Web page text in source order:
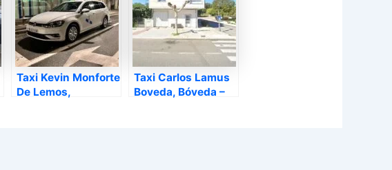
Taxi Kevin Monforte
De Lemos,
Taxi Carlos Lamus
Boveda, Bóveda –